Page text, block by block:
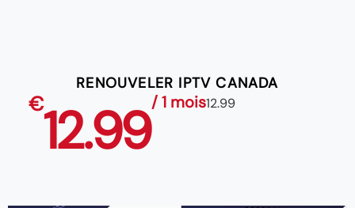
RENOUVELER IPTV CANADA
€12.99/ 1 mois12.99